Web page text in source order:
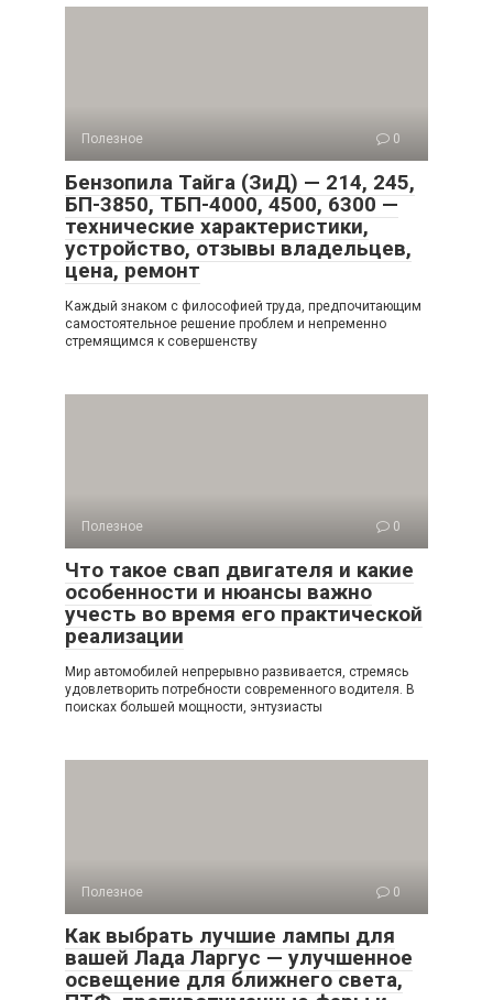
Полезное 0
Бензопила Тайга (ЗиД) — 214, 245,
БП-3850, ТБП-4000, 4500, 6300 —
технические характеристики,
устройство, отзывы владельцев,
цена, ремонт
Каждый знаком с философией труда, предпочитающим
самостоятельное решение проблем и непременно
стремящимся к совершенству
Полезное 0
Что такое свап двигателя и какие
особенности и нюансы важно
учесть во время его практической
реализации
Мир автомобилей непрерывно развивается, стремясь
удовлетворить потребности современного водителя. В
поисках большей мощности, энтузиасты
Полезное 0
Как выбрать лучшие лампы для
вашей Лада Ларгус — улучшенное
освещение для ближнего света,